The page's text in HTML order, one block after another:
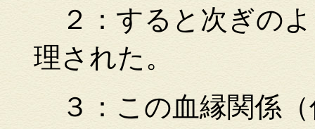
２：すると次ぎの
理された。
３：この血縁関係